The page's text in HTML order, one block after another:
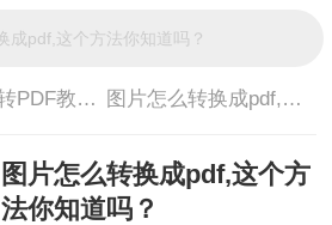
图片转PDF教程> 图片怎么转换成pdf,这个方法你知道吗？
图片怎么转换成pdf,这个方
法你知道吗？